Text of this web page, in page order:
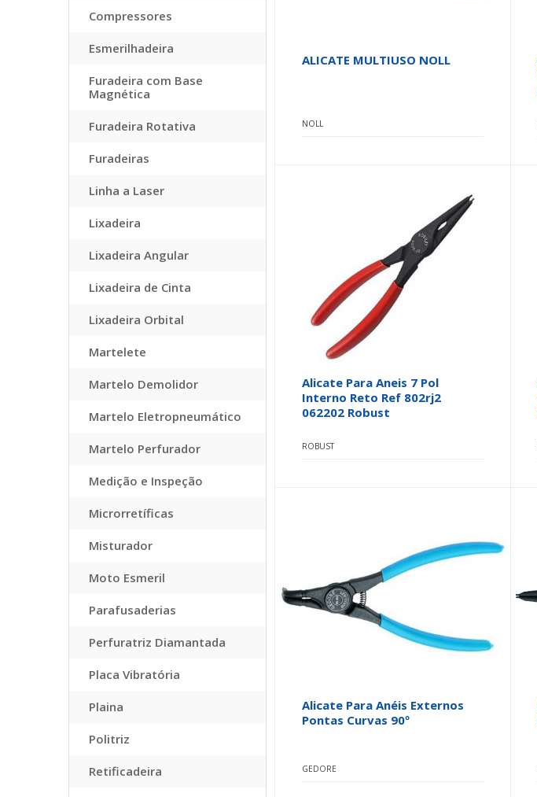
Compressores
Esmerilhadeira
Furadeira com Base
Magnética
Furadeira Rotativa
Furadeiras
Linha a Laser
Lixadeira
Lixadeira Angular
Lixadeira de Cinta
Lixadeira Orbital
Martelete
Martelo Demolidor
Martelo Eletropneumático
Martelo Perfurador
Medição e Inspeção
Microrretíficas
Misturador
Moto Esmeril
Parafusaderias
Perfuratriz Diamantada
Placa Vibratória
Plaina
Politriz
Retificadeira
ALICATE MULTIUSO NOLL
NOLL
Alicate Para Aneis 7 Pol
Interno Reto Ref 802rj2
062202 Robust
ROBUST
Alicate Para Anéis Externos
Pontas Curvas 90º
GEDORE